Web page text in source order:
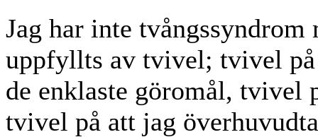
Jag har inte tvångssyndrom
uppfyllts av tvivel; tvivel på
de enklaste göromål, tvivel
tvivel på att jag